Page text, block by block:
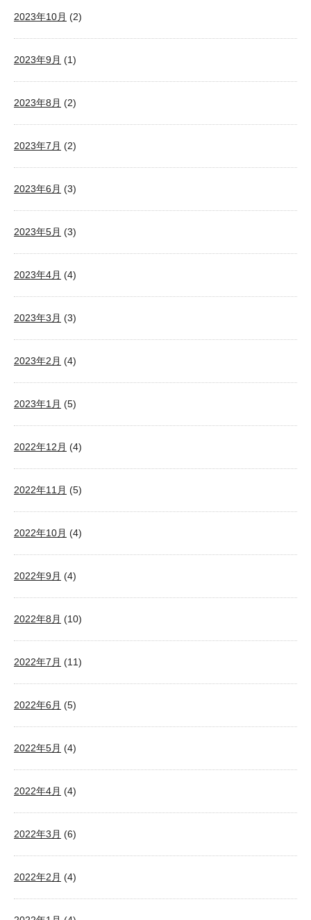
2023年10月 (2)
2023年9月 (1)
2023年8月 (2)
2023年7月 (2)
2023年6月 (3)
2023年5月 (3)
2023年4月 (4)
2023年3月 (3)
2023年2月 (4)
2023年1月 (5)
2022年12月 (4)
2022年11月 (5)
2022年10月 (4)
2022年9月 (4)
2022年8月 (10)
2022年7月 (11)
2022年6月 (5)
2022年5月 (4)
2022年4月 (4)
2022年3月 (6)
2022年2月 (4)